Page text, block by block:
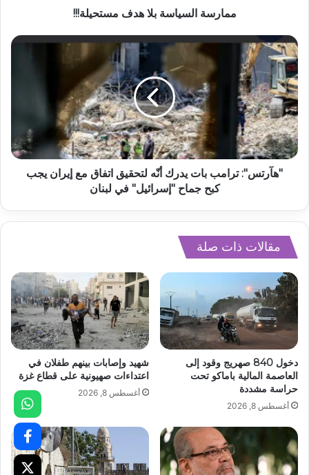
ممارسة السياسة بلا هدف مستحيلة!!!
"هآرتس": ترامب بات يدرك أنّه لتحقيق اتفاق مع إيران يجب
كبح جماح "إسرائيل" في لبنان
مقالات ذات صلة
دخول 840 صهريج وقود إلى
العاصمة المالية باماكو تحت
حراسة مشددة
أغسطس 8, 2026
شهيد وإصابات بينهم طفلان في
اعتداءات صهيونية على قطاع غزة
أغسطس 8, 2026